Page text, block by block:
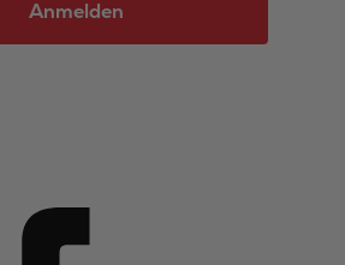
Anmelden